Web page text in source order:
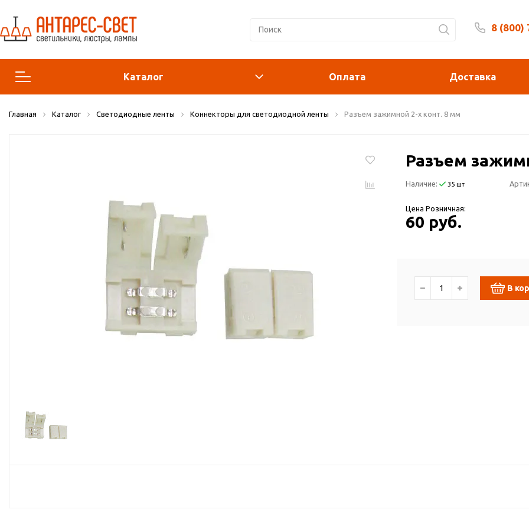
8 (800)
Каталог
Люстры и подвесы
Прожекторы
Оплата Доставка
Главная Каталог Светодиодные ленты Коннекторы для светодиодной ленты Разъем зажимной 2-х конт. 8 мм
Разъем
Наличие: 35 шт
Цена Розничная:
60 руб.
− + В